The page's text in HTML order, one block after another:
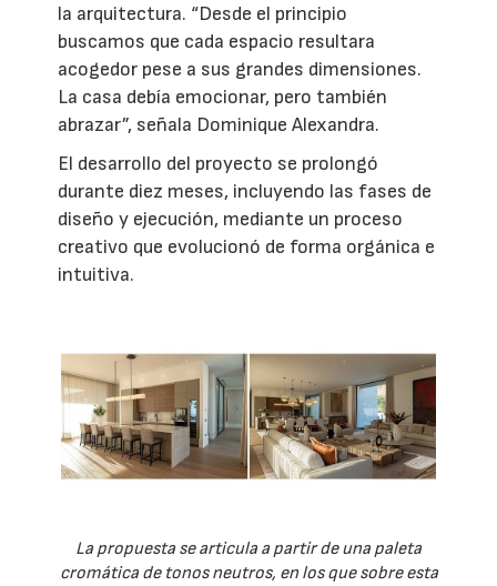
la arquitectura. “Desde el principio
buscamos que cada espacio resultara
acogedor pese a sus grandes dimensiones.
La casa debía emocionar, pero también
abrazar”, señala Dominique Alexandra.
El desarrollo del proyecto se prolongó
durante diez meses, incluyendo las fases de
diseño y ejecución, mediante un proceso
creativo que evolucionó de forma orgánica e
intuitiva.
La propuesta se articula a partir de una paleta
cromática de tonos neutros, en los que sobre esta